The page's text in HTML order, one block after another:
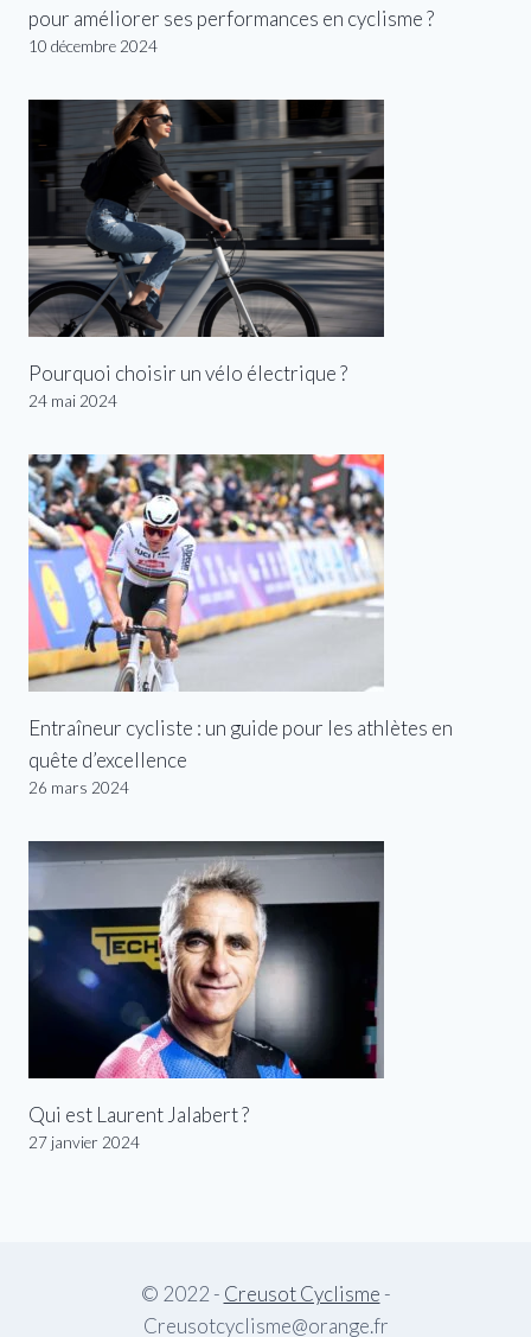
pour améliorer ses performances en cyclisme ?
10 décembre 2024
Pourquoi choisir un vélo électrique ?
24 mai 2024
Entraîneur cycliste : un guide pour les athlètes en
quête d’excellence
26 mars 2024
Qui est Laurent Jalabert ?
27 janvier 2024
© 2022 - Creusot Cyclisme -
Creusotcyclisme@orange.fr